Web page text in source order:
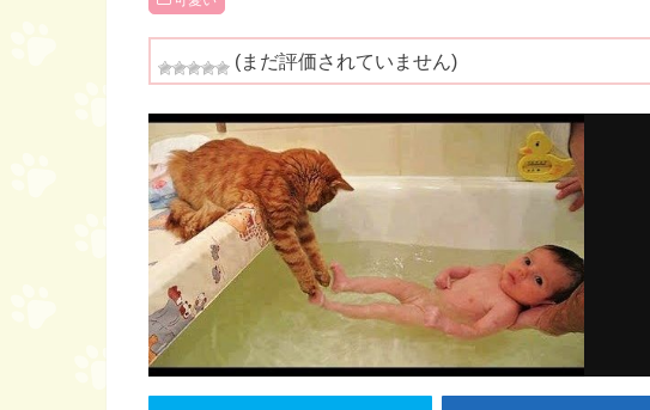
(まだ評価されていません)